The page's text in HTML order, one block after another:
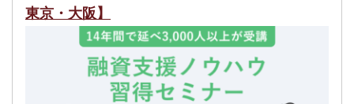
東京・大阪】